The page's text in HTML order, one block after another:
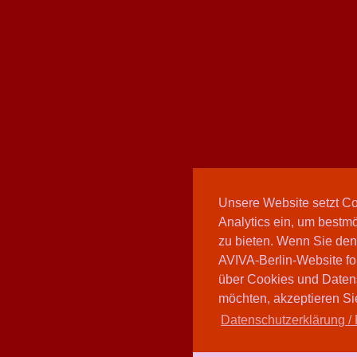
Unsere Website setzt
Analytics ein, um
zu bieten. Wenn Sie
AVIVA-Berlin-Website
über Cookies und
möchten, akzeptieren
Datenschutzerklärung /